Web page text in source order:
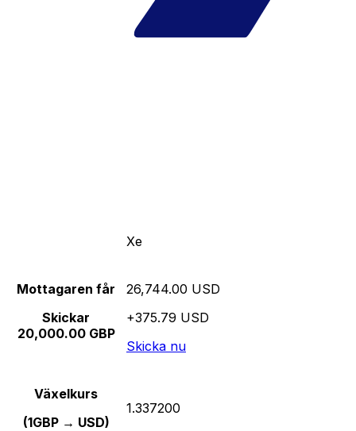
Xe
Mottagaren får
Skickar
20,000.00 GBP
26,744.00 USD
+375.79 USD
Skicka nu
Växelkurs
(1GBP → USD)
1.337200